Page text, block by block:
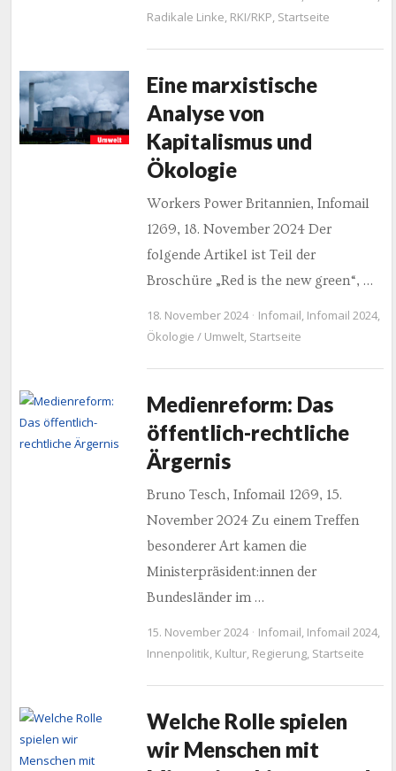
Radikale Linke, RKI/RKP, Startseite
Eine marxistische
Analyse von
Kapitalismus und
Ökologie
Workers Power Britannien, Infomail
1269, 18. November 2024 Der
folgende Artikel ist Teil der
Broschüre „Red is the new green“, …
18. November 2024 Infomail, Infomail 2024,
Ökologie / Umwelt, Startseite
Medienreform: Das
öffentlich-rechtliche
Ärgernis
Bruno Tesch, Infomail 1269, 15.
November 2024 Zu einem Treffen
besonderer Art kamen die
Ministerpräsident:innen der
Bundesländer im …
15. November 2024 Infomail, Infomail 2024,
Innenpolitik, Kultur, Regierung, Startseite
Welche Rolle spielen
wir Menschen mit